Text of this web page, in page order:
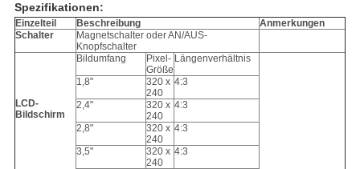
Spezifikationen:
Einzelteil Beschreibung
Anmerkungen
Schalter
Magnetschalter oder AN/AUS-
Knopfschalter
LCD-
Bildschirm
Bildumfang
Pixel-
Größe
Längenverhältnis
1,8"
320 x
240
4:3
2,4"
320 x
240
4:3
2,8"
320 x
240
4:3
3,5"
320 x
240
4:3